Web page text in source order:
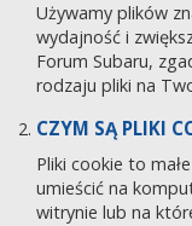
Używamy plików
wydajność i
Forum Subaru,
rodzaju pliki na
CZYM SĄ PLIKI
Pliki cookie to
umieścić na
witrynie lub na